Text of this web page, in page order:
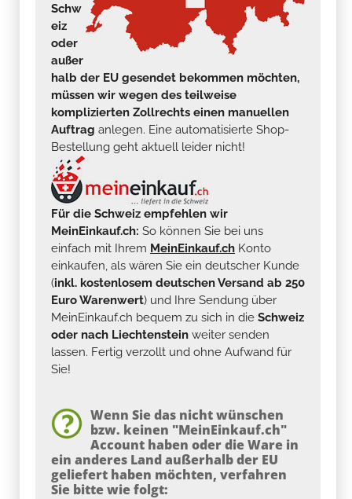
Schw
eiz
oder
außer
halb der EU gesendet bekommen möchten,
müssen wir wegen des teilweise
komplizierten Zollrechts einen manuellen
Auftrag anlegen. Eine automatisierte Shop-
Bestellung geht aktuell leider nicht!
Für die Schweiz empfehlen wir
MeinEinkauf.ch: So können Sie bei uns
einfach mit Ihrem MeinEinkauf.ch Konto
einkaufen, als wären Sie ein deutscher Kunde
(inkl. kostenlosem deutschen Versand ab 250
Euro Warenwert) und Ihre Sendung über
MeinEinkauf.ch bequem zu sich in die Schweiz
oder nach Liechtenstein weiter senden
lassen. Fertig verzollt und ohne Aufwand für
Sie!
Wenn Sie das nicht wünschen
bzw. keinen "MeinEinkauf.ch"
Account haben oder die Ware in
ein anderes Land außerhalb der EU
geliefert haben möchten, verfahren
Sie bitte wie folgt: